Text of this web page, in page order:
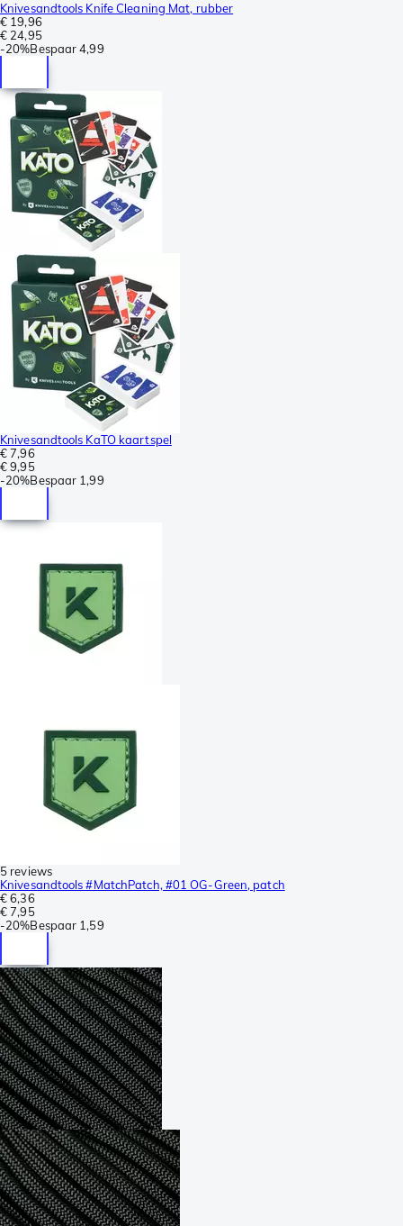
Knivesandtools Knife Cleaning Mat, rubber
€ 19,96
€ 24,95
-20%Bespaar 4,99
Knivesandtools KaTO kaartspel
€ 7,96
€ 9,95
-20%Bespaar 1,99
5 reviews
Knivesandtools #MatchPatch, #01 OG-Green, patch
€ 6,36
€ 7,95
-20%Bespaar 1,59